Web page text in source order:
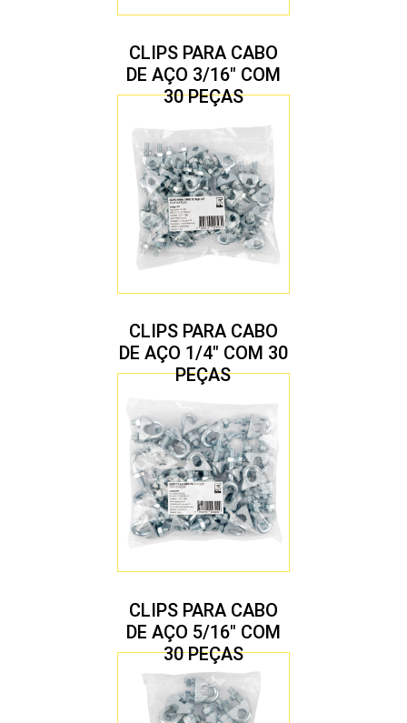
CLIPS PARA CABO
DE AÇO 3/16″ COM
30 PEÇAS
CLIPS PARA CABO
DE AÇO 1/4″ COM 30
PEÇAS
CLIPS PARA CABO
DE AÇO 5/16″ COM
30 PEÇAS